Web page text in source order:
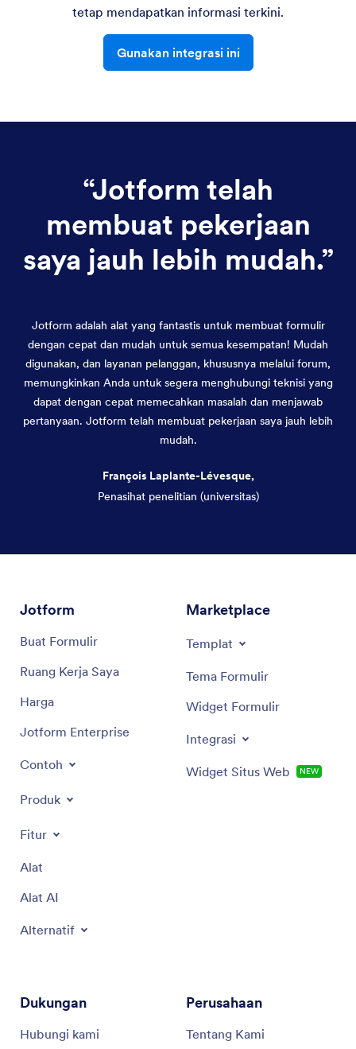
tetap mendapatkan informasi terkini.
Gunakan integrasi ini
“Jotform telah
membuat pekerjaan
saya jauh lebih mudah.”
Jotform adalah alat yang fantastis untuk membuat formulir
dengan cepat dan mudah untuk semua kesempatan! Mudah
digunakan, dan layanan pelanggan, khususnya melalui forum,
memungkinkan Anda untuk segera menghubungi teknisi yang
dapat dengan cepat memecahkan masalah dan menjawab
pertanyaan. Jotform telah membuat pekerjaan saya jauh lebih
mudah.
François Laplante-Lévesque,
Penasihat penelitian (universitas)
Jotform
Buat Formulir
Ruang Kerja Saya
Harga
Jotform Enterprise
Contoh
Produk
Fitur
Alat
Alat AI
Alternatif
Marketplace
Templat
Tema Formulir
Widget Formulir
Integrasi
Widget Situs Web NEW
Dukungan
Hubungi kami
Perusahaan
Tentang Kami